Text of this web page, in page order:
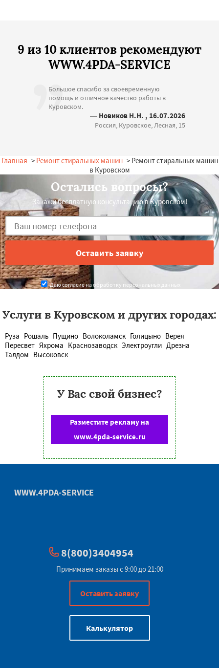
9 из 10 клиентов рекомендуют
WWW.4PDA-SERVICE
Большое спасибо за своевременную
помощь и отличное качество работы в
Куровском.
— Новиков Н.Н. , 16.07.2026
Россия, Куровское, Лесная, 15
Главная -> Ремонт стиральных машин-> Ремонт стиральных машин
в Куровском
Остались вопросы?
Закажи бесплатную консультацию в Куровском!
Даю согласие на обработку персональных данных
Услуги в Куровском и других городах:
Руза Рошаль Пущино Волоколамск Голицыно Верея
Пересвет Яхрома Краснозаводск Электроугли Дрезна
Талдом Высоковск
У Вас свой бизнес?
Разместите рекламу на
www.4pda-service.ru
WWW.4PDA-SERVICE
8(800)3404954
Принимаем заказы с 9:00 до 21:00
Оставить заявку
Калькулятор